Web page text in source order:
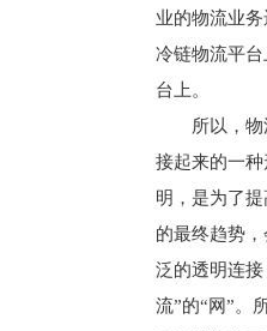
业的物流业
冷链物流平
台上。
所以，
接起来的一
明，是为了
的最终趋势
泛的透明连
流”的“网”。